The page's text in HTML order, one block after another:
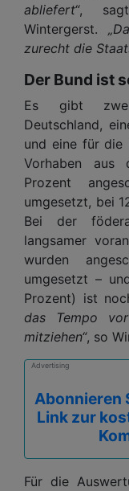
abliefert“, sagt
Wintergerst.
zurecht die
Der Bund ist
Es gibt zwei
Deutschland,
und eine für die
Vorhaben aus
Prozent
umgesetzt, bei
Bei der
langsamer
wurden
umgesetzt –
Prozent) ist
das Tempo
mitziehen“, so
Advertising
Abonnieren
Link zur
Für die